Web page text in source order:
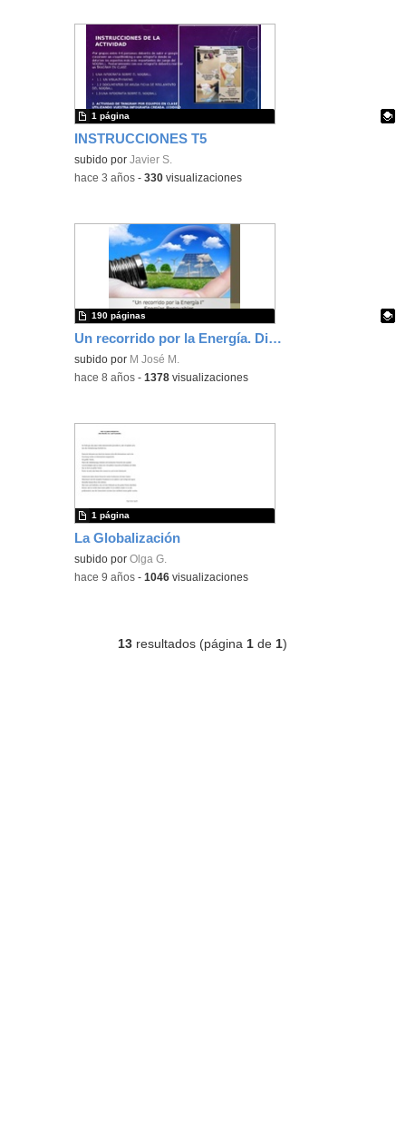
INSTRUCCIONES T5
Contenido educativo.
subido porJavier S.
1 página
-hace 3 años -330 visualizaciones
Un recorrido por la Energía. Diciembre-2017
Contenido educativo.
subido por M José M.
190 páginas
-hace 8 años -1378 visualizaciones
La Globalización
subido porOlga G.
1 página
-hace 9 años -1046 visualizaciones
13 resultados (página 1 de 1)